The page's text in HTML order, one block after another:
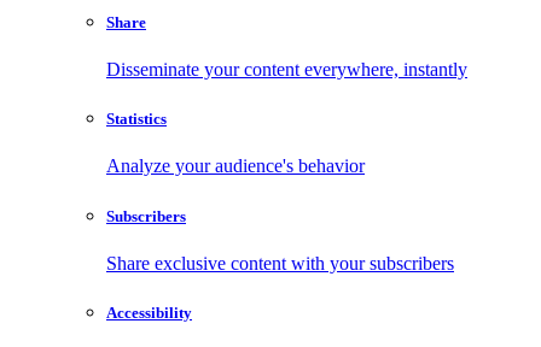
Share
Disseminate your content everywhere, instantly
Statistics
Analyze your audience's behavior
Subscribers
Share exclusive content with your subscribers
Accessibility